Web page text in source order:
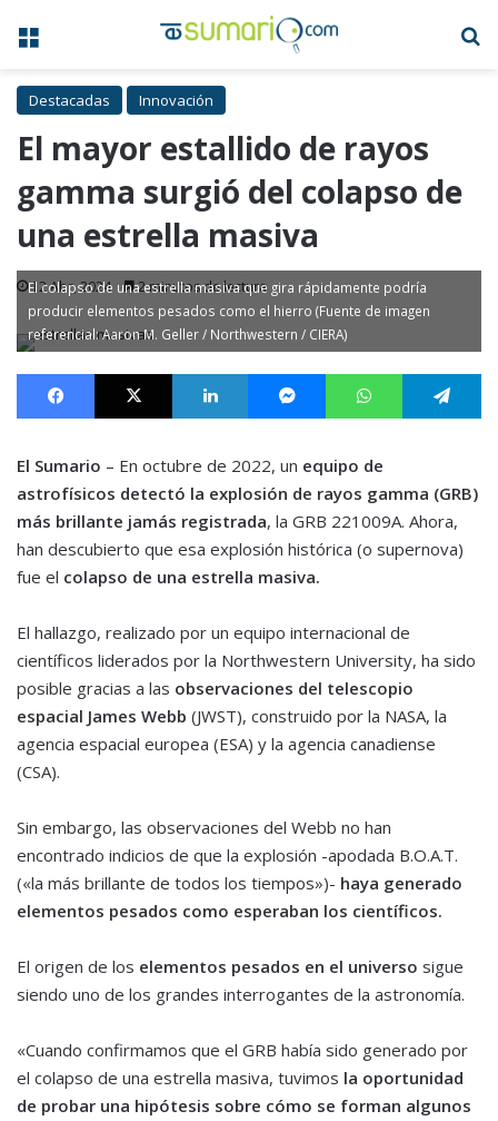
Menú
Destacadas Innovación
El mayor estallido de rayos
gamma surgió del colapso de
una estrella masiva
12 Abr, 2024 2 minutos de lectura
El colapso de una estrella masiva que gira rápidamente podría
producir elementos pesados como el hierro (Fuente de imagen
referencial: Aaron M. Geller / Northwestern / CIERA)
Facebook X LinkedIn MessengerWhatsApp
El Sumario – En octubre de 2022, un equipo de
astrofísicos detectó la explosión de rayos gamma (GRB)
más brillante jamás registrada, la GRB 221009A. Ahora,
han descubierto que esa explosión histórica (o supernova)
fue el colapso de una estrella masiva.
El hallazgo, realizado por un equipo internacional de
científicos liderados por la Northwestern University, ha sido
posible gracias a las observaciones del telescopio
espacial James Webb (JWST), construido por la NASA, la
agencia espacial europea (ESA) y la agencia canadiense
(CSA).
Sin embargo, las observaciones del Webb no han
encontrado indicios de que la explosión -apodada B.O.A.T.
(«la más brillante de todos los tiempos»)- haya generado
elementos pesados como esperaban los científicos.
El origen de los elementos pesados en el universo sigue
siendo uno de los grandes interrogantes de la astronomía.
«Cuando confirmamos que el GRB había sido generado por
el colapso de una estrella masiva, tuvimos la oportunidad
de probar una hipótesis sobre cómo se forman algunos